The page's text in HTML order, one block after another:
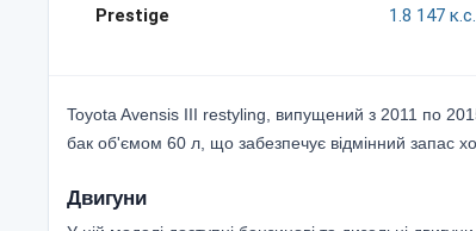
Prestige 1.8 147 к.c.
Toyota Avensis III restyling, випущений з 2011 по
бак об'ємом 60 л, що забезпечує відмінний запас
Двигуни